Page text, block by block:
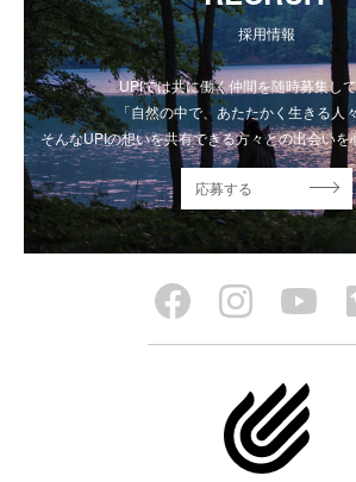
採用情報
UPIでは共に働く仲間を随時募集して
「自然の中で、あたたかく生きる人
そんなUPIの想いを共有できる方々との出会い
応募する